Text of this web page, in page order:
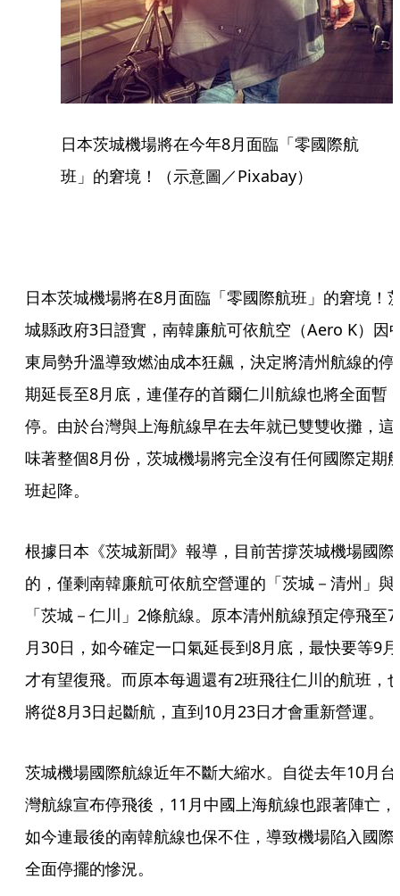
日本茨城機場將在今年8月面臨「零國際航
班」的窘境！（示意圖／Pixabay）
日本茨城機場將在8月面臨「零國際航班」的窘境！
城縣政府3日證實，南韓廉航可依航空（Aero K）因
東局勢升溫導致燃油成本狂飆，決定將清州航線的停
期延長至8月底，連僅存的首爾仁川航線也將全面暫
停。由於台灣與上海航線早在去年就已雙雙收攤，這
味著整個8月份，茨城機場將完全沒有任何國際定期
班起降。
根據日本《茨城新聞》報導，目前苦撐茨城機場國際
的，僅剩南韓廉航可依航空營運的「茨城－清州」與
「茨城－仁川」2條航線。原本清州航線預定停飛至7
月30日，如今確定一口氣延長到8月底，最快要等9月
才有望復飛。而原本每週還有2班飛往仁川的航班，
將從8月3日起斷航，直到10月23日才會重新營運。
茨城機場國際航線近年不斷大縮水。自從去年10月台
灣航線宣布停飛後，11月中國上海航線也跟著陣亡，
如今連最後的南韓航線也保不住，導致機場陷入國際
全面停擺的慘況。